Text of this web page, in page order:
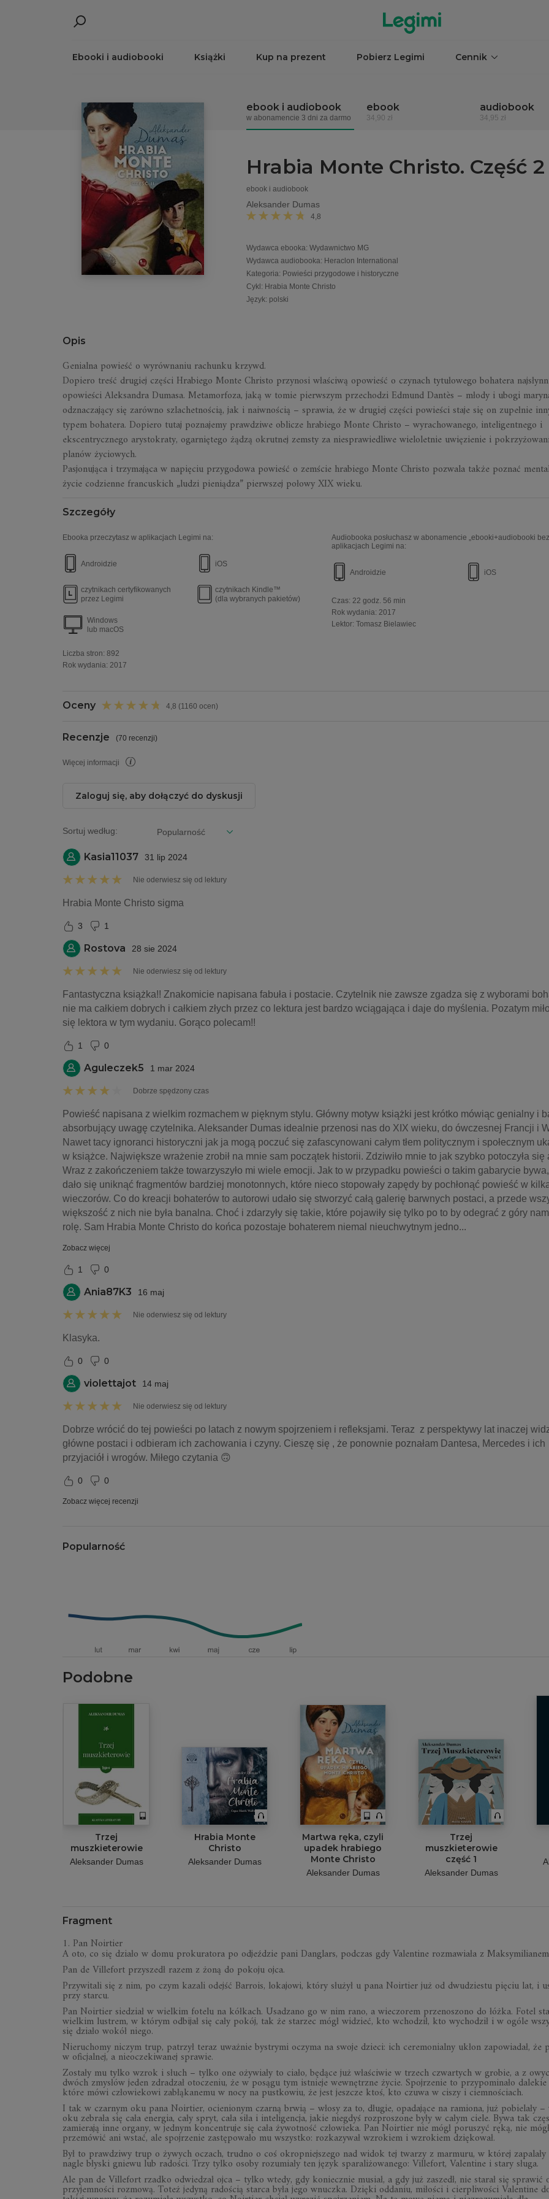
Ebooki i audiobooki Książki Kup na prezent Pobierz Legimi Cennik
ebook i audiobook
w abonamencie 3 dni za darmo
ebook
34,90 zł
audiobook
34,95 zł
Hrabia Monte Christo. Część 2
ebook i audiobook
Aleksander Dumas
4,8
Wydawca ebooka: Wydawnictwo MG
Wydawca audiobooka: Heraclon International
Kategoria: Powieści przygodowe i historyczne
Cykl : Hrabia Monte Christo
Język: polski
Opis
Genialna powieść o wyrównaniu rachunku krzywd.
Dopiero treść drugiej części Hrabiego Monte Christo przynosi właściwą opowieść o czynach tytułowego bohatera
opowieści Aleksandra Dumasa. Metamorfoza, jaką w tomie pierwszym przechodzi Edmund Dantès – młody i ubogi
odznaczający się zarówno szlachetnością, jak i naiwnością – sprawia, że w drugiej części powieści staje się on zupełnie
typem bohatera. Dopiero tutaj poznajemy prawdziwe oblicze hrabiego Monte Christo – wyrachowanego, inteligentnego i
ekscentrycznego arystokraty, ogarniętego żądzą okrutnej zemsty za niesprawiedliwe wieloletnie uwięzienie i
planów życiowych.
Pasjonująca i trzymająca w napięciu przygodowa powieść o zemście hrabiego Monte Christo pozwala także poznać
życie codzienne francuskich „ludzi pieniądza” pierwszej połowy XIX wieku.
Szczegóły
Ebooka przeczytasz w aplikacjach Legimi na:
Androidzie iOS
czytnikach certyfikowanych
przez Legimi
czytnikach Kindle™
(dla wybranych pakietów)
Windows
lub macOS
Liczba stron: 892
Rok wydania: 2017
Audiobooka posłuchasz w abonamencie „ebooki+audiobooki
aplikacjach Legimi na:
Androidzie iOS
Czas: 22 godz. 56 min
Rok wydania: 2017
Lektor: Tomasz Bielawiec
Oceny 4,8 (1160 ocen)
Recenzje (70 recenzji)
Więcej informacji
Zaloguj się, aby dołączyć do dyskusji
Sortuj według:
Kasia11037 31 lip 2024
Nie oderwiesz się od lektury
Hrabia Monte Christo sigma
3 1
Rostova 28 sie 2024
Nie oderwiesz się od lektury
Fantastyczna książka!! Znakomicie napisana fabuła i postacie. Czytelnik nie zawsze zgadza się z wyborami
nie ma całkiem dobrych i całkiem złych przez co lektura jest bardzo wciągająca i daje do myślenia. Pozatym
się lektora w tym wydaniu. Gorąco polecam!!
1 0
Aguleczek5 1 mar 2024
Dobrze spędzony czas
Powieść napisana z wielkim rozmachem w pięknym stylu. Główny motyw książki jest krótko mówiąc genialny i
absorbujący uwagę czytelnika. Aleksander Dumas idealnie przenosi nas do XIX wieku, do ówczesnej Francji i
Nawet tacy ignoranci historyczni jak ja mogą poczuć się zafascynowani całym tłem politycznym i społecznym
w książce. Największe wrażenie zrobił na mnie sam początek historii. Zdziwiło mnie to jak szybko potoczyła się
Wraz z zakończeniem także towarzyszyło mi wiele emocji. Jak to w przypadku powieści o takim gabarycie
dało się uniknąć fragmentów bardziej monotonnych, które nieco stopowały zapędy by pochłonąć powieść w
wieczorów. Co do kreacji bohaterów to autorowi udało się stworzyć całą galerię barwnych postaci, a przede
większość z nich nie była banalna. Choć i zdarzyły się takie, które pojawiły się tylko po to by odegrać z góry
rolę. Sam Hrabia Monte Christo do końca pozostaje bohaterem niemal nieuchwytnym jedno...
Zobacz więcej
1 0
Ania87K3 16 maj
Nie oderwiesz się od lektury
Klasyka.
0 0
violettajot 14 maj
Nie oderwiesz się od lektury
Dobrze wrócić do tej powieści po latach z nowym spojrzeniem i refleksjami. Teraz  z perspektywy lat inaczej
główne postaci i odbieram ich zachowania i czyny. Cieszę się , że ponownie poznałam Dantesa, Mercedes i ich
przyjaciół i wrogów. Miłego czytania 🙃
0 0
Zobacz więcej recenzji
Popularność
Podobne
Trzej
muszkieterowie
Aleksander Dumas
Hrabia Monte
Christo
Aleksander Dumas
Martwa ręka, czyli
upadek hrabiego
Monte Christo
Aleksander Dumas
Trzej
muszkieterowie
część 1
Aleksander Dumas
Fragment
1. Pan Noirtier
A oto, co się działo w domu prokuratora po odjeździe pani Danglars, podczas gdy Valentine rozmawiała z
Pan de Villefort przyszedł razem z żoną do pokoju ojca.
Przywitali się z nim, po czym kazali odejść Barrois, lokajowi, który służył u pana Noirtier już od dwudziestu pięciu lat, i
przy starcu.
Pan Noirtier siedział w wielkim fotelu na kółkach. Usadzano go w nim rano, a wieczorem przenoszono do łóżka. Fotel
wielkim lustrem, w którym odbijał się cały pokój, tak że starzec mógł widzieć, kto wchodził, kto wychodził i w ogóle
się działo wokół niego.
Nieruchomy niczym trup, patrzył teraz uważnie bystrymi oczyma na swoje dzieci: ich ceremonialny ukłon zapowiadał, że
w oficjalnej, a nieoczekiwanej sprawie.
Zostały mu tylko wzrok i słuch – tylko one ożywiały to ciało, będące już właściwie w trzech czwartych w grobie, a z
dwóch zmysłów jeden zdradzał otoczeniu, że w posągu tym istnieje wewnętrzne życie. Spojrzenie to przypominało dalekie
które mówi człowiekowi zabłąkanemu w nocy na pustkowiu, że jest jeszcze ktoś, kto czuwa w ciszy i ciemnościach.
I tak w czarnym oku pana Noirtier, ocienionym czarną brwią – włosy za to, długie, opadające na ramiona, już pobielały
oku zebrała się cała energia, cały spryt, cała siła i inteligencja, jakie niegdyś rozproszone były w całym ciele. Bywa tak
zamierają inne organy, w jednym koncentruje się cała żywotność człowieka. Pan Noirtier nie mógł poruszyć ręką, nie mógł
przemówić ani wstać, ale spojrzenie zastępowało mu wszystko: rozkazywał wzrokiem i wzrokiem dziękował.
Był to prawdziwy trup o żywych oczach, trudno o coś okropniejszego nad widok tej twarzy z marmuru, w której zapalały
nagle błyski gniewu lub radości. Trzy tylko osoby rozumiały ten język sparaliżowanego: Villefort, Valentine i stary sługa.
Ale pan de Villefort rzadko odwiedzał ojca – tylko wtedy, gdy koniecznie musiał, a gdy już zaszedł, nie starał się sprawić
przyjemności rozmową. Toteż jedyną radością starca była jego wnuczka. Dzięki oddaniu, miłości i cierpliwości Valentine